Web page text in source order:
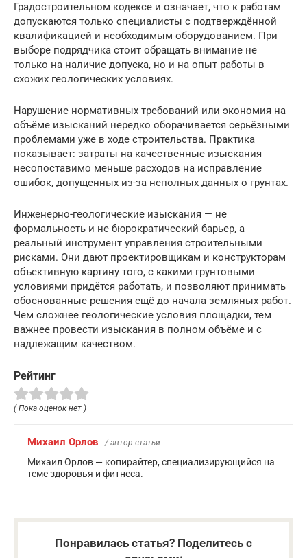
Градостроительном кодексе и означает, что к работам
допускаются только специалисты с подтверждённой
квалификацией и необходимым оборудованием. При
выборе подрядчика стоит обращать внимание не
только на наличие допуска, но и на опыт работы в
схожих геологических условиях.
Нарушение нормативных требований или экономия на
объёме изысканий нередко оборачивается серьёзными
проблемами уже в ходе строительства. Практика
показывает: затраты на качественные изыскания
несопоставимо меньше расходов на исправление
ошибок, допущенных из-за неполных данных о грунтах.
Инженерно-геологические изыскания — не
формальность и не бюрократический барьер, а
реальный инструмент управления строительными
рисками. Они дают проектировщикам и конструкторам
объективную картину того, с какими грунтовыми
условиями придётся работать, и позволяют принимать
обоснованные решения ещё до начала земляных работ.
Чем сложнее геологические условия площадки, тем
важнее провести изыскания в полном объёме и с
надлежащим качеством.
Рейтинг
( Пока оценок нет )
Михаил Орлов / автор статьи
Михаил Орлов — копирайтер, специализирующийся на
теме здоровья и фитнеса.
Понравилась статья? Поделитесь с